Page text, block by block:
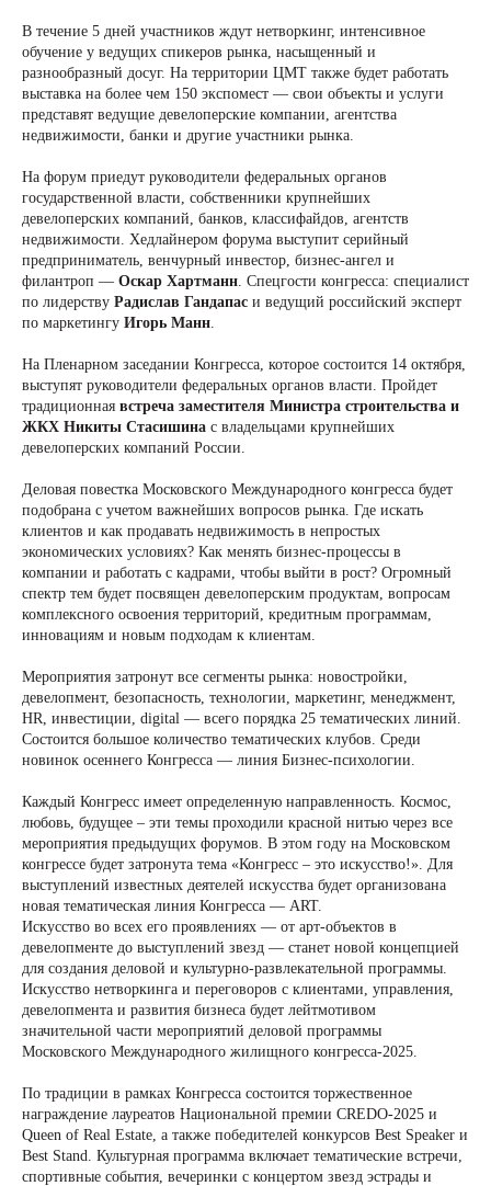
В течение 5 дней участников ждут нетворкинг, интенсивное
обучение у ведущих спикеров рынка, насыщенный и
разнообразный досуг. На территории ЦМТ также будет работать
выставка на более чем 150 экспомест — свои объекты и услуги
представят ведущие девелоперские компании, агентства
недвижимости, банки и другие участники рынка.
На форум приедут руководители федеральных органов
государственной власти, собственники крупнейших
девелоперских компаний, банков, классифайдов, агентств
недвижимости. Хедлайнером форума выступит серийный
предприниматель, венчурный инвестор, бизнес-ангел и
филантроп — Оскар Хартманн . Спецгости конгресса: специалист
по лидерству Радислав Гандапас и ведущий российский эксперт
по маркетингу Игорь Манн
На Пленарном заседании Конгресса, которое состоится 14 октября,
выступят руководители федеральных органов власти. Пройдет
традиционная встреча заместителя Министра строительства и
ЖКХ Никиты Стасишина с владельцами крупнейших
девелоперских компаний России.
Деловая повестка Московского Международного конгресса будет
подобрана с учетом важнейших вопросов рынка. Где искать
клиентов и как продавать недвижимость в непростых
экономических условиях? Как менять бизнес-процессы в
компании и работать с кадрами, чтобы выйти в рост? Огромный
спектр тем будет посвящен девелоперским продуктам, вопросам
комплексного освоения территорий, кредитным программам,
инновациям и новым подходам к клиентам.
Мероприятия затронут все сегменты рынка: новостройки,
девелопмент, безопасность, технологии, маркетинг, менеджмент,
HR, инвестиции, digital — всего порядка 25 тематических линий.
Состоится большое количество тематических клубов. Среди
новинок осеннего Конгресса — линия Бизнес-психологии.
Каждый Конгресс имеет определенную направленность. Космос,
любовь, будущее – эти темы проходили красной нитью через все
мероприятия предыдущих форумов. В этом году на Московском
конгрессе будет затронута тема «Конгресс – это искусство!». Для
выступлений известных деятелей искусства будет организована
новая тематическая линия Конгресса — ART.
Искусство во всех его проявлениях — от арт-объектов в
девелопменте до выступлений звезд — станет новой концепцией
для создания деловой и культурно-развлекательной программы.
Искусство нетворкинга и переговоров с клиентами, управления,
девелопмента и развития бизнеса будет лейтмотивом
значительной части мероприятий деловой программы
Московского Международного жилищного конгресса-2025.
По традиции в рамках Конгресса состоится торжественное
награждение лауреатов Национальной премии CREDO-2025 и
Queen of Real Estate, а также победителей конкурсов Best Speaker и
Best Stand. Культурная программа включает тематические встречи,
спортивные события, вечеринки с концертом звезд эстрады и